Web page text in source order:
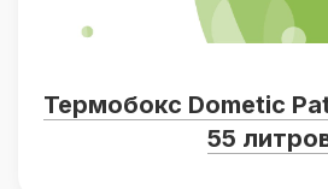
Термобокс Dometic
55